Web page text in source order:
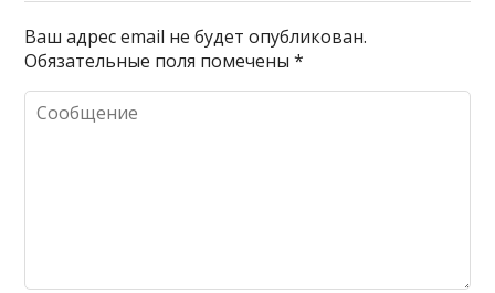
Ваш адрес email не будет опубликован.
Обязательные поля помечены*